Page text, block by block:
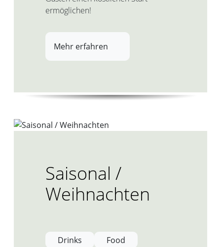
ermöglichen!
Mehr erfahren
Saisonal /
Weihnachten
Drinks Food